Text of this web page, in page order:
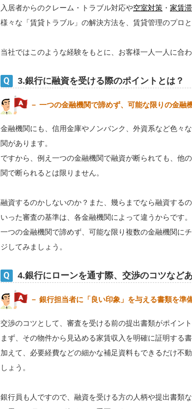
入居者からのクレーム・トラブル対応や空室対策 ・ 家賃
様々な「賃貸トラブル」の解決方法を、賃貸管理のプロ
当社ではこのような経験をもとに、お客様一人一人に合
3.銀行に融資を受ける際のポイントとは？
－ 一つの金融機関で諦めず、可能な限りの金融
金融機関にも、信用金庫やノンバンク、外資系など色々
関があります。
ですから、例え一つの金融機関で融資が断られても、他
関で断られるとは限りません。
融資するのかしないのか？また、幾らまでなら融資する
いった審査の基準は、各金融機関によって違うからです。
一つの金融機関で諦めず、可能な限り複数の金融機関に
ジしてみましょう。
4.銀行にローンを通す際、交渉のコツなど
－ 銀行担当者に「良い印象」を与える書類を準
交渉のコツとして、審査を受ける前の提出書類がポイント
まず、その物件から見込める家賃収入を明確に証明する書
加えて、必要経費などの細かな補足資料もできるだけ不
しょう。
銀行員も人ですので、融資を受ける方の人柄や提出書類